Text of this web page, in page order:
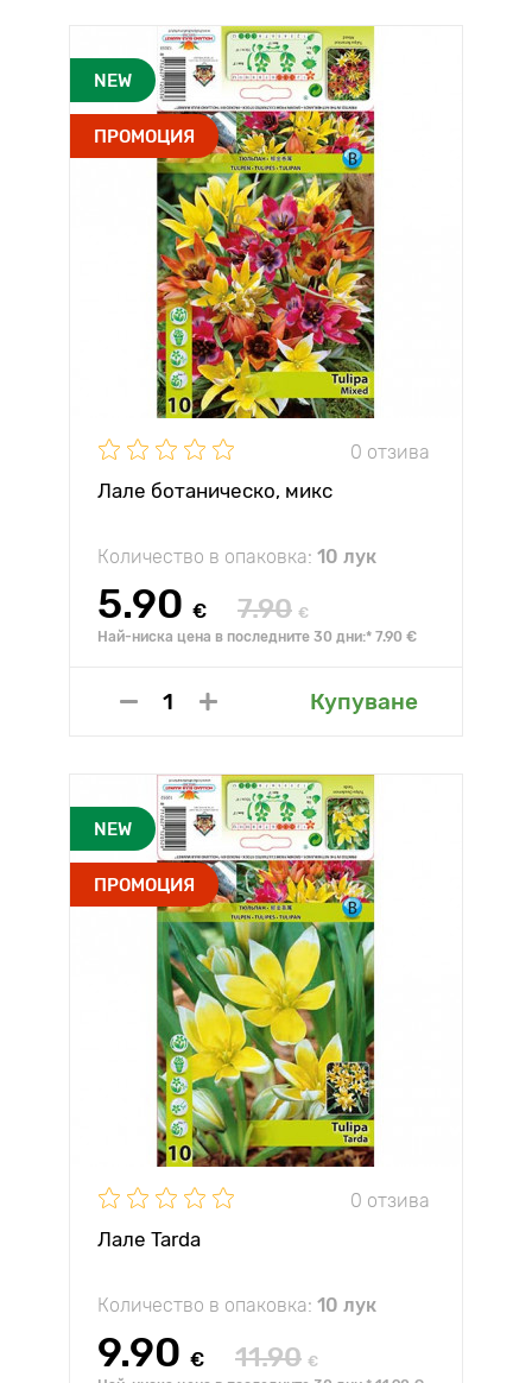
NEW
ПРОМОЦИЯ
0 отзива
Лале ботаническо, микс
Количество в опаковка: 10 лук
5.90 € 7.90 €
Най-ниска цена в последните 30 дни:* 7.90 €
Купуване
NEW
ПРОМОЦИЯ
0 отзива
Лале Tarda
Количество в опаковка: 10 лук
9.90 € 11.90 €